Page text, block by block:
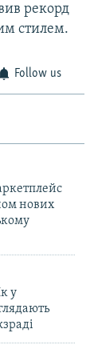
рекорд
стилем.
Follow us
нових
у